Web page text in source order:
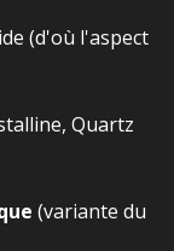
(d'où l'aspect
Quartz
(variante du